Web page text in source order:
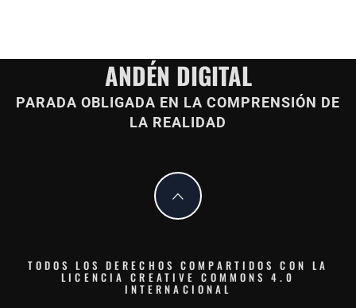
ANDÉN DIGITAL
PARADA OBLIGADA EN LA COMPRENSIÓN DE
LA REALIDAD
TODOS LOS DERECHOS COMPARTIDOS CON LA
LICENCIA CREATIVE COMMONS 4.0
INTERNACIONAL